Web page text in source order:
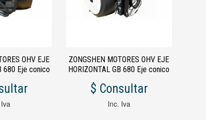
OHV EJE
680 Eje conico
ZONGSHEN MOTORES OHV EJE
HORIZONTAL GB 680 Eje conico
$ Consultar
Inc. Iva